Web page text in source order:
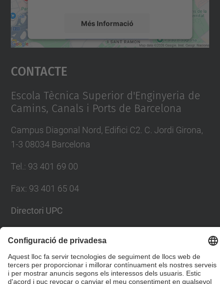
Més Informació
Accepta
powered by
Contacte
Escola Tècnica Superior d'Enginyeria de
Camins, Canals i Ports de Barcelona
Campus Diagonal Nord, Edifici C2. C. Jordi Girona,
1-3 08034 Barcelona
Tel.: 93 401 69 00
Fax: 93 401 65 04
Directori UPC